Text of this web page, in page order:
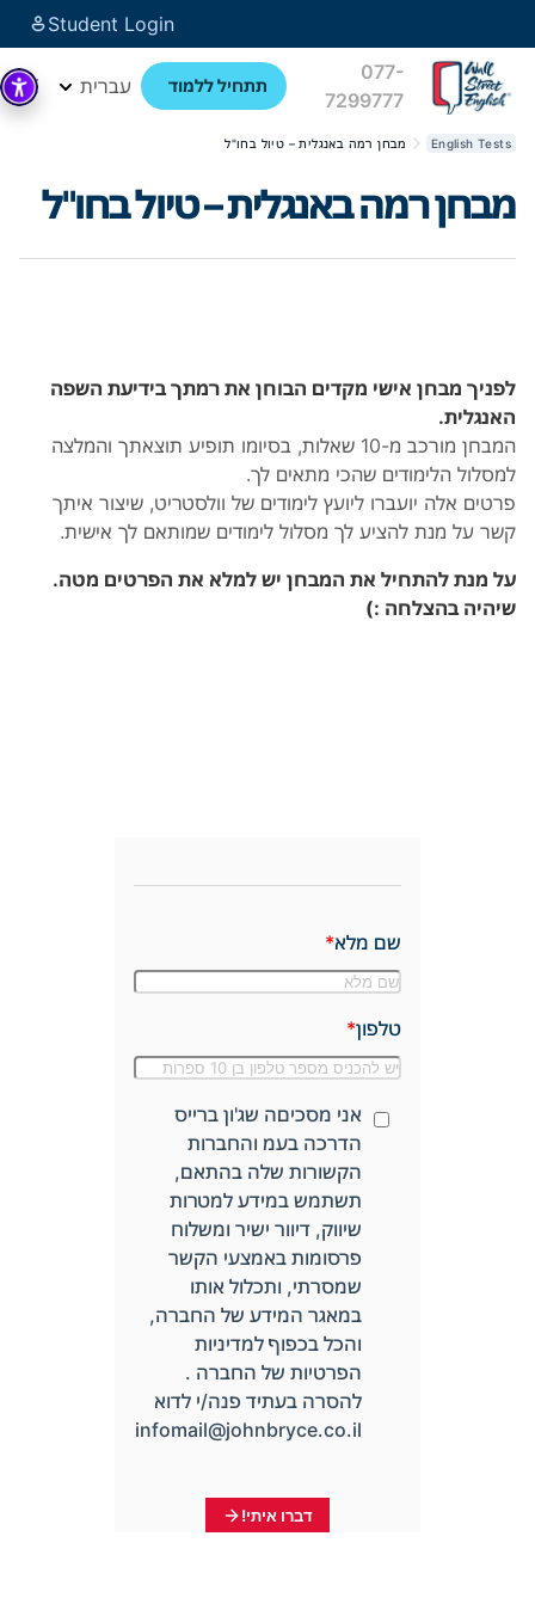
Student Login
077-
7299777
תתחיל ללמוד עברית
English Tests מבחן רמה באנגלית – טיול בחו"ל
מבחן רמה באנגלית – טיול בחו"ל
לפניך מבחן אישי מקדים הבוחן את רמתך בידיעת השפה
האנגלית.
המבחן מורכב מ-10 שאלות, בסיומו תופיע תוצאתך והמלצה
למסלול הלימודים שהכי מתאים לך.
פרטים אלה יועברו ליועץ לימודים של וולסטריט, שיצור איתך
קשר על מנת להציע לך מסלול לימודים שמותאם לך אישית.
על מנת להתחיל את המבחן יש למלא את הפרטים מטה.
שיהיה בהצלחה :)
שם מלא
טלפון
אני מסכיםה שג'ון ברייס
הדרכה בעמ והחברות
הקשורות שלה בהתאם,
תשתמש במידע למטרות
שיווק, דיוור ישיר ומשלוח
פרסומות באמצעי הקשר
שמסרתי, ותכלול אותו
במאגר המידע של החברה,
והכל בכפוף למדיניות
הפרטיות של החברה .
להסרה בעתיד פנה/י לדוא
infomail@johnbryce.co.il
דברו איתי!